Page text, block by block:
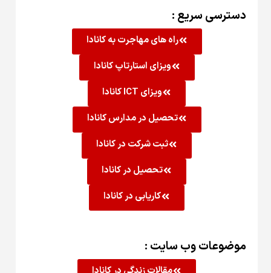
دسترسی سریع :
راه های مهاجرت به کانادا
ویزای استارتاپ کانادا
ویزای ICT کانادا
تحصیل در مدارس کانادا
ثبت شرکت در کانادا
تحصیل در کانادا
کاریابی در کانادا
موضوعات وب سایت :